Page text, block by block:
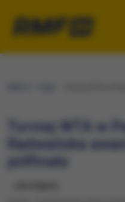
Turniej WTA w
Radwańska
półfinału